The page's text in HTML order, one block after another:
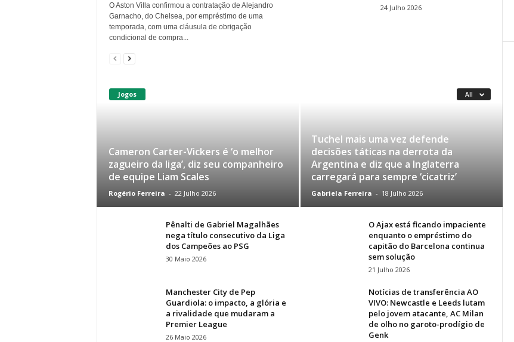
O Aston Villa confirmou a contratação de Alejandro
Garnacho, do Chelsea, por empréstimo de uma
temporada, com uma cláusula de obrigação
condicional de compra...
24 Julho 2026
Jogos All
Cameron Carter-Vickers é ‘o melhor
zagueiro da liga’, diz seu companheiro
de equipe Liam Scales
Rogério Ferreira - 22 Julho 2026
Tuchel mais uma vez defende
decisões táticas na derrota da
Argentina e diz que a Inglaterra
carregará para sempre ‘cicatriz’
Gabriela Ferreira - 18 Julho 2026
Pênalti de Gabriel Magalhães
nega título consecutivo da Liga
dos Campeões ao PSG
30 Maio 2026
O Ajax está ficando impaciente
enquanto o empréstimo do
capitão do Barcelona continua
sem solução
21 Julho 2026
Manchester City de Pep
Guardiola: o impacto, a glória e
a rivalidade que mudaram a
Premier League
26 Maio 2026
Notícias de transferência AO
VIVO: Newcastle e Leeds lutam
pelo jovem atacante, AC Milan
de olho no garoto-prodígio de
Genk